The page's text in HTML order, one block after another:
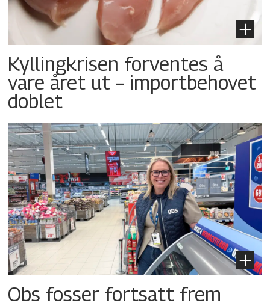
Kyllingkrisen forventes å
vare året ut – importbehovet
doblet
Obs fosser fortsatt frem